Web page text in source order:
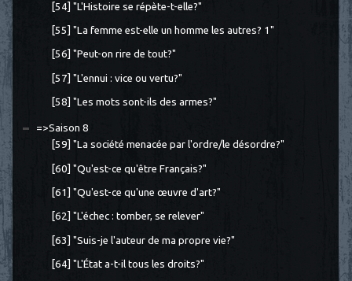
[54] "L'Histoire se répète-t-elle?"
[55] "La femme est-elle un homme les autres? 1"
[56] "Peut-on rire de tout?"
[57] "L'ennui : vice ou vertu?"
[58] "Les mots sont-ils des armes?"
=>Saison 8
[59] "La société menacée par l'ordre/le désordre?"
[60] "Qu'est-ce qu'être Français?"
[61] "Qu'est-ce qu'une œuvre d'art?"
[62] "L'échec : tomber, se relever"
[63] "Suis-je l'auteur de ma propre vie?"
[64] "L'État a-t-il tous les droits?"